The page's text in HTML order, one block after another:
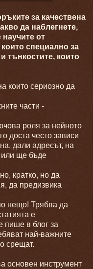
за качествена
да наблегнете,
от
специално за
тънкостите, които
които сериозно да
части -
роля за нейното
доста често зависи
дали адресът, на
или ще бъде
кратко, но да
да предизвика
нещо! Трябва да
е
пише в блог за
най-важните
срещат.
основен инструмент